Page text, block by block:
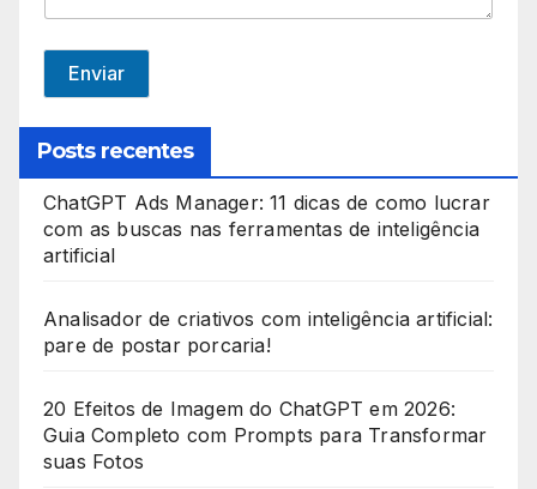
S
a
t
s
+
Enviar
Posts recentes
ChatGPT Ads Manager: 11 dicas de como lucrar
com as buscas nas ferramentas de inteligência
artificial
Analisador de criativos com inteligência artificial:
pare de postar porcaria!
20 Efeitos de Imagem do ChatGPT em 2026:
Guia Completo com Prompts para Transformar
suas Fotos